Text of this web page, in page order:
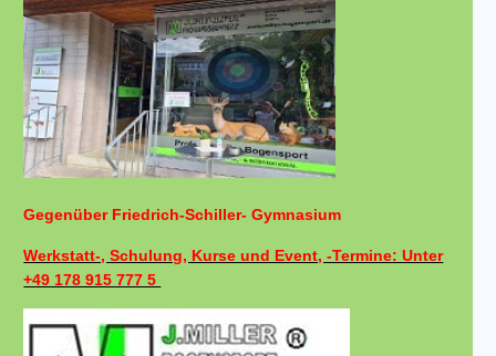
Gegenüber Friedrich-Schiller- Gymnasium
Werkstatt-, Schulung, Kurse und Event, -Termine: Unter
+49 178 915 777 5